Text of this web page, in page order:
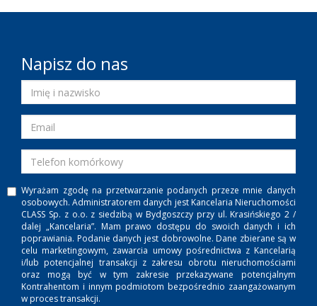
Napisz do nas
Wyrażam zgodę na przetwarzanie podanych przeze mnie danych
osobowych. Administratorem danych jest Kancelaria Nieruchomości
CLASS Sp. z o.o. z siedzibą w Bydgoszczy przy ul. Krasińskiego 2 /
dalej „Kancelaria”. Mam prawo dostępu do swoich danych i ich
poprawiania. Podanie danych jest dobrowolne. Dane zbierane są w
celu marketingowym, zawarcia umowy pośrednictwa z Kancelarią
i/lub potencjalnej transakcji z zakresu obrotu nieruchomościami
oraz mogą być w tym zakresie przekazywane potencjalnym
Kontrahentom i innym podmiotom bezpośrednio zaangażowanym
w proces transakcji.